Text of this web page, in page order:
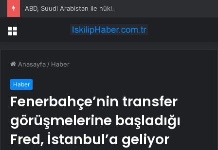
Menü
Anasayfa / Haber
Haber
Fenerbahçe’nin transfer
görüşmelerine başladığı
Fred, İstanbul’a geliyor